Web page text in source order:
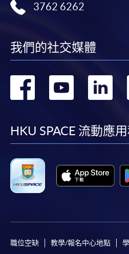
3762 6262
我們的社交媒體
轉 轉
HKU SPACE 流動應
職位空缺 教學/報名中心地點